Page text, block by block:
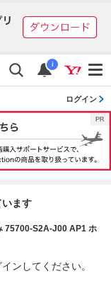
i
ログイン
ます
75700-S2A-J00 AP1 ホ
ンしてください。